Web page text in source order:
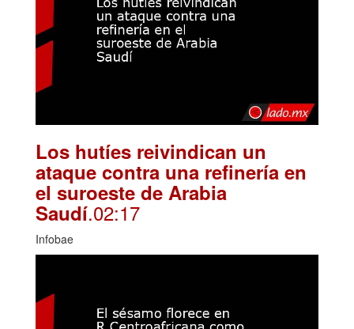
Los hutíes reivindican un
ataque contra una refinería en
el suroeste de Arabia
Saudí.02:17
Infobae